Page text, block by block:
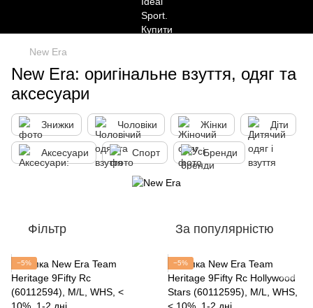
New Era
New Era: оригінальне взуття, одяг та
аксесуари
Знижки Чоловіки Жінки Діти
Аксесуари Спорт Бренди
Фільтр За популярністю
−5% −5%